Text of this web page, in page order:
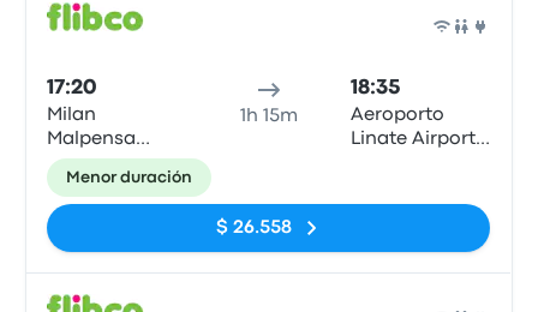
17:20
Milan
Malpensa
Airport T2
1h 15m
18:35
Aeroporto
Linate Airport
Menor duración
$ 26.558